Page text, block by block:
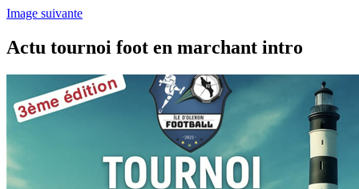
Image suivante
Actu tournoi foot en marchant intro